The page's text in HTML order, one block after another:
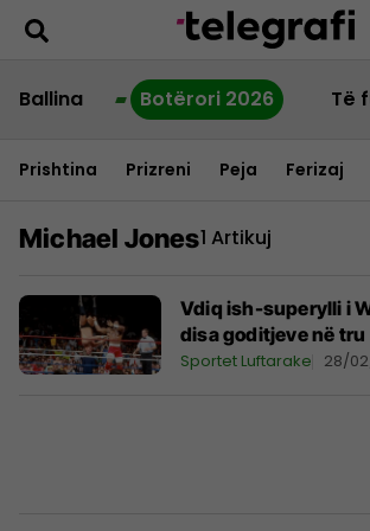
Ballina Botërori 2026 Të
Prishtina Prizreni Peja Ferizaj
Michael Jones1 Artikuj
Vdiq ish-superylli i
disa goditjeve në tru
Sportet Luftarake 28/